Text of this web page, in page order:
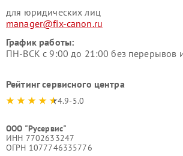
для юридических лиц
manager@fix-canon.ru
График работы:
ПН-ВСК с 9:00 до 21:00 без перерывов
Рейтинг сервисного центра
4.9-5.0
ООО "Русервис"
ИНН 7702633247
ОГРН 1077746335776